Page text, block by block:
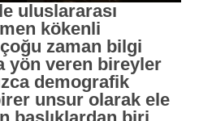
uluslararası
kökenli
zaman bilgi
yön veren bireyler
demografik
unsur olarak ele